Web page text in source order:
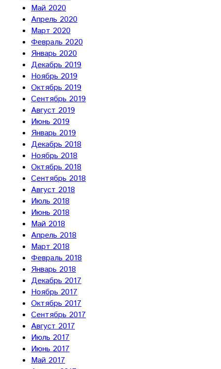
Май 2020
Апрель 2020
Март 2020
Февраль 2020
Январь 2020
Декабрь 2019
Ноябрь 2019
Октябрь 2019
Сентябрь 2019
Август 2019
Июнь 2019
Январь 2019
Декабрь 2018
Ноябрь 2018
Октябрь 2018
Сентябрь 2018
Август 2018
Июль 2018
Июнь 2018
Май 2018
Апрель 2018
Март 2018
Февраль 2018
Январь 2018
Декабрь 2017
Ноябрь 2017
Октябрь 2017
Сентябрь 2017
Август 2017
Июль 2017
Июнь 2017
Май 2017